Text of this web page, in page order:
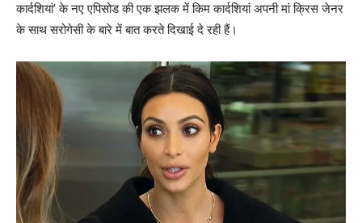
कार्दशियां’ के नए एपिसोड की एक झलक में किम कार्दशियां अपनी मां क्रिस जेनर
के साथ सरोगेसी के बारे में बात करते दिखाई दे रही हैं।